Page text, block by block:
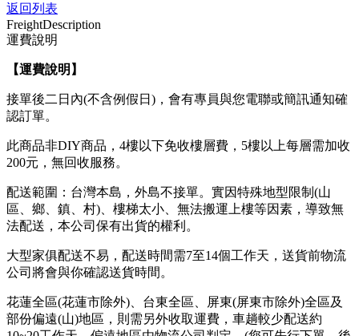
返回列表
FreightDescription
運費說明
【運費說明 】
接單後二日內(不含例假日)，會有專員與您電聯或簡訊通知確
認訂單。
此商品非DIY商品，4樓以下免收樓層費，5樓以上每層需加收
200元，無回收服務。
配送範圍：台灣本島，外島不接單。實因特殊地型限制(山
區、鄉、鎮、村)、樓梯太小、無法搬運上樓等因素，導致無
法配送，本公司保有出貨的權利。
大型家俱配送不易，配送時間需7至14個工作天，送貨前物流
公司將會與你確認送貨時間。
花蓮全區(花蓮市除外)、台東全區、屏東(屏東市除外)全區及
部份偏遠(山)地區，則需另外收取運費，車趟較少配送約